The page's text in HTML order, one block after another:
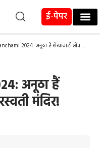
ई-पेपर
अनूठा हैं शेखावाटी क्षेत्र का यह सरस्वती मंदिर! जानिए क्या हैं खास
अनूठा हैं
मंदिर!